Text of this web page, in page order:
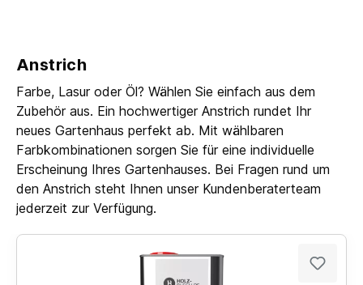
Anstrich
Farbe, Lasur oder Öl? Wählen Sie einfach aus dem
Zubehör aus. Ein hochwertiger Anstrich rundet Ihr
neues Gartenhaus perfekt ab. Mit wählbaren
Farbkombinationen sorgen Sie für eine individuelle
Erscheinung Ihres Gartenhauses. Bei Fragen rund um
den Anstrich steht Ihnen unser Kundenberaterteam
jederzeit zur Verfügung.